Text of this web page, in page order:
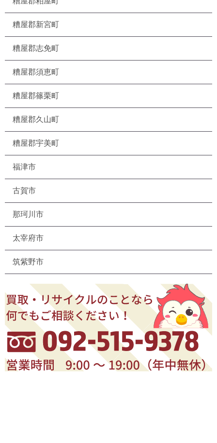
糟屋郡新宮町
糟屋郡志免町
糟屋郡須恵町
糟屋郡篠栗町
糟屋郡久山町
糟屋郡宇美町
福津市
古賀市
那珂川市
太宰府市
筑紫野市